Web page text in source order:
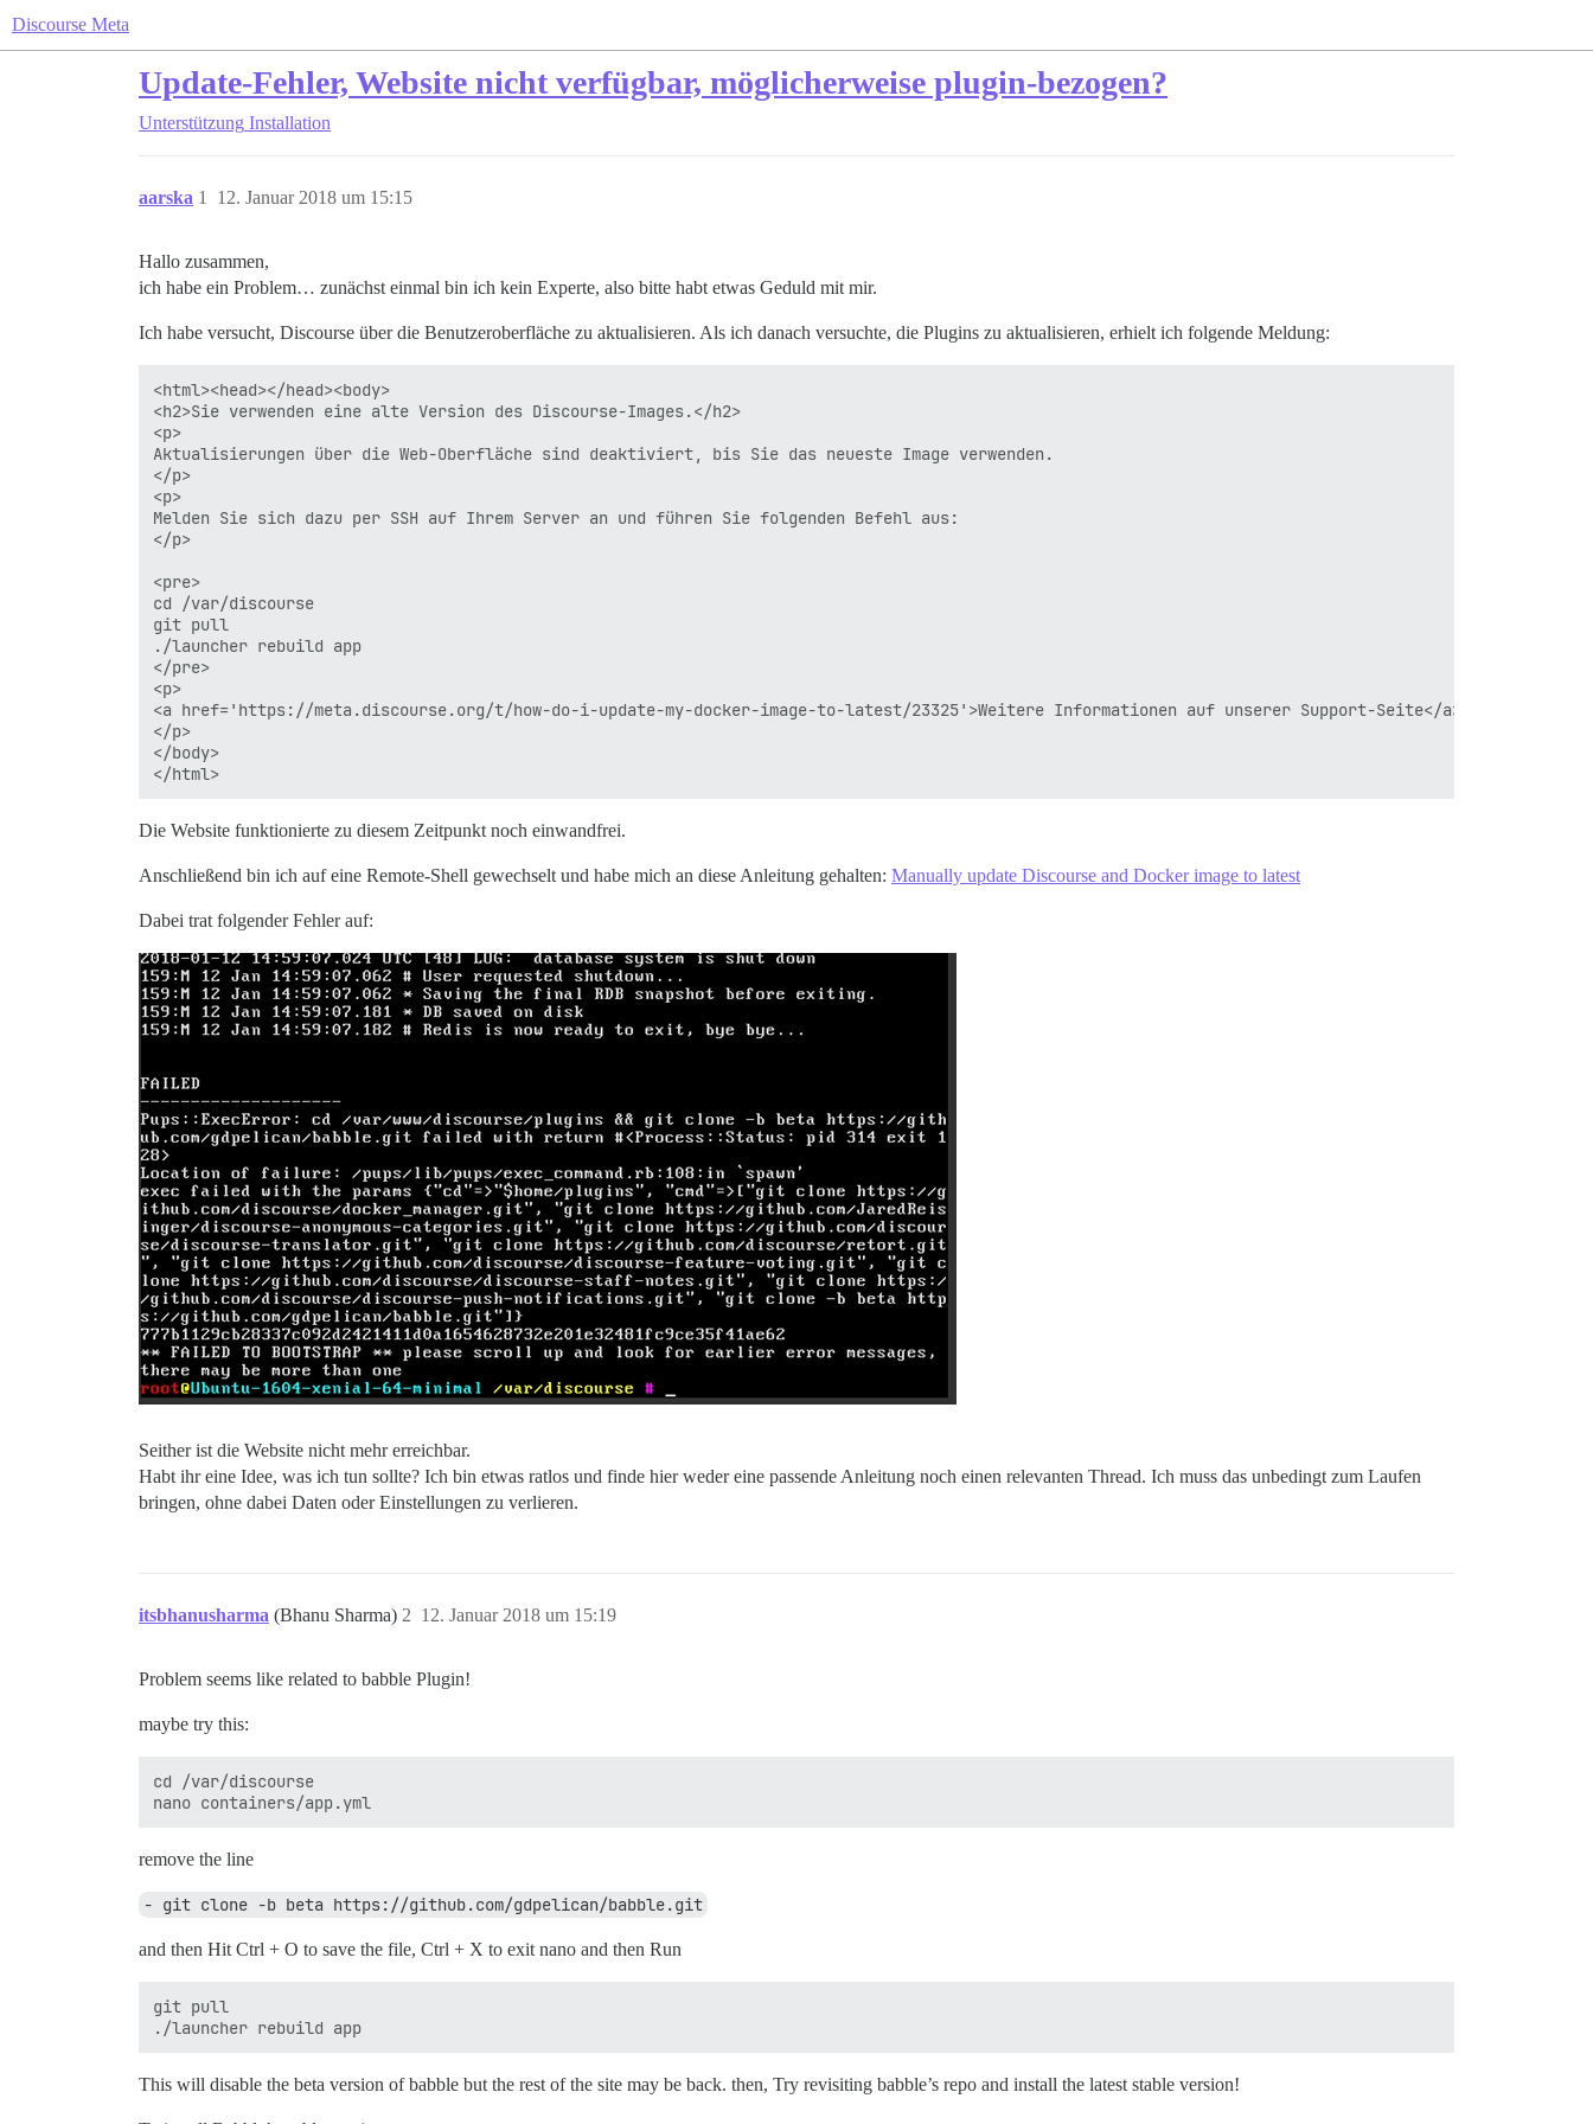
Discourse Meta
Update-Fehler, Website nicht verfügbar, möglicherweise plugin-bezogen?
Unterstützung Installation
aarska 12. Januar 2018 um 15:15
1
Hallo zusammen,
ich habe ein Problem… zunächst einmal bin ich kein Experte, also bitte habt etwas Geduld mit mir.
Ich habe versucht, Discourse über die Benutzeroberfläche zu aktualisieren. Als ich danach versuchte, die Plugins zu aktualisieren, erhielt ich folgende Meldung:
<html><head></head><body>
<h2>Sie verwenden eine alte Version des Discourse-Images.</h2>
<p>
Aktualisierungen über die Web-Oberfläche sind deaktiviert, bis Sie das neueste Image verwenden.
</p>
<p>
Melden Sie sich dazu per SSH auf Ihrem Server an und führen Sie folgenden Befehl aus:
</p>
<pre>
cd /var/discourse
git pull
./launcher rebuild app
</pre>
<p>
<a href='https://meta.discourse.org/t/how-do-i-update-my-docker-image-to-latest/23325'>Weitere Informationen auf unserer Support-Seite</a>
</p>
</body>
Die Website funktionierte zu diesem Zeitpunkt noch einwandfrei.
Anschließend bin ich auf eine Remote-Shell gewechselt und habe mich an diese Anleitung gehalten: Manually update Discourse and Docker image to latest
Dabei trat folgender Fehler auf:
Seither ist die Website nicht mehr erreichbar.
Habt ihr eine Idee, was ich tun sollte? Ich bin etwas ratlos und finde hier weder eine passende Anleitung noch einen relevanten Thread. Ich muss das unbedingt zum Laufen
bringen, ohne dabei Daten oder Einstellungen zu verlieren.
itsbhanusharma (Bhanu Sharma) 12. Januar 2018 um 15:19
2
Problem seems like related to babble Plugin!
maybe try this:
cd /var/discourse
remove the line
- git clone -b beta https://github.com/gdpelican/babble.git
and then Hit Ctrl + O to save the file, Ctrl + X to exit nano and then Run
git pull
This will disable the beta version of babble but the rest of the site may be back. then, Try revisiting babble’s repo and install the latest stable version!